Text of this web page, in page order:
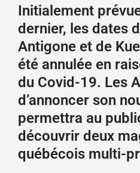
Initialement
dernier, les dates
Antigone et de
été annulée en
du Covid-19. Les
d’annoncer son
permettra au
découvrir deux
québécois multi-